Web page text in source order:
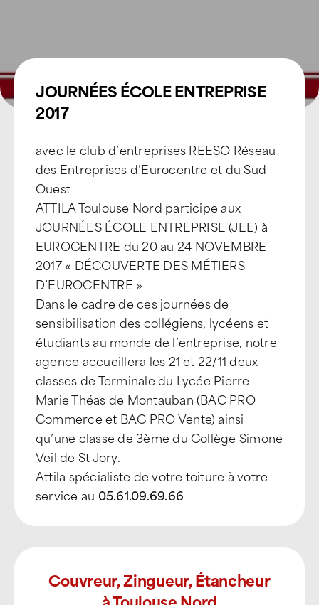
JOURNÉES ÉCOLE ENTREPRISE
2017
avec le club d’entreprises REESO Réseau
des Entreprises d’Eurocentre et du Sud-
Ouest
ATTILA Toulouse Nord participe aux
JOURNÉES ÉCOLE ENTREPRISE (JEE) à
EUROCENTRE du 20 au 24 NOVEMBRE
2017 « DÉCOUVERTE DES MÉTIERS
D’EUROCENTRE »
Dans le cadre de ces journées de
sensibilisation des collégiens, lycéens et
étudiants au monde de l’entreprise, notre
agence accueillera les 21 et 22/11 deux
classes de Terminale du Lycée Pierre-
Marie Théas de Montauban (BAC PRO
Commerce et BAC PRO Vente) ainsi
qu’une classe de 3ème du Collège Simone
Veil de St Jory.
Attila spécialiste de votre toiture à votre
service au 05.61.09.69.66
Couvreur, Zingueur, Étancheur